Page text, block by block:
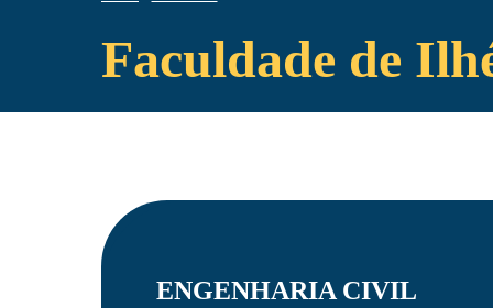
Faculdade de
ENGENHARIA CIVIL